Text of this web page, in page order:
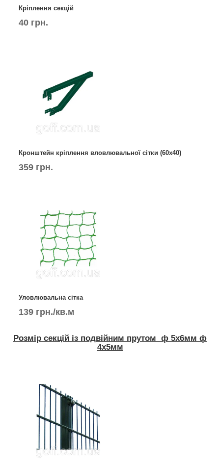
Кріплення секцій
40 грн.
Кронштейн кріплення вловлювальної сітки (60х40)
359 грн.
Уловлювальна сітка
139 грн./кв.м
Розмір секцій із подвійним прутом ф 5х6мм ф
4х5мм